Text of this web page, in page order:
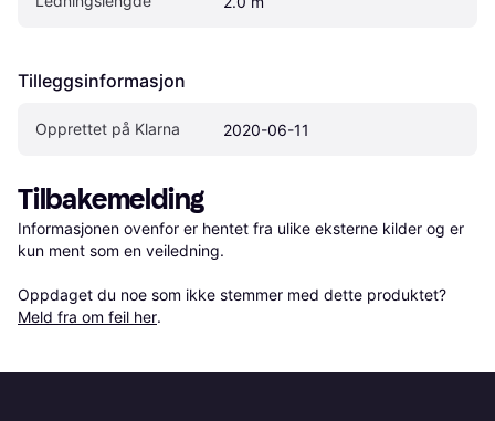
Tilleggsinformasjon
Opprettet på Klarna 2020-06-11
Tilbakemelding
Informasjonen ovenfor er hentet fra ulike eksterne kilder og er
kun ment som en veiledning.
Oppdaget du noe som ikke stemmer med dette produktet?
Meld fra om feil her.